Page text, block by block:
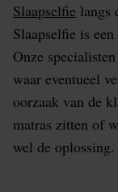
Slaapselfie langs
Slaapselfie is
Onze specialisten
waar eventueel
oorzaak van de
matras zitten of
wel de oplossing.